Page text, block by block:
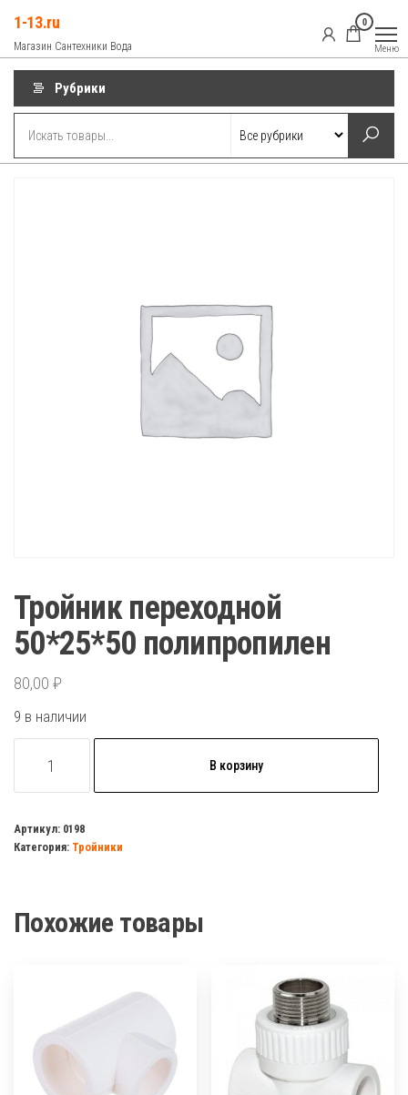
содержимому
1-13.ru
Магазин Сантехники Вода
0
Меню
Рубрики
Тройник переходной
50*25*50 полипропилен
80,00 ₽
9 в наличии
товара
переходной
50*25*50
В корзину
Артикул: 0198
Категория: Тройники
Похожие товары